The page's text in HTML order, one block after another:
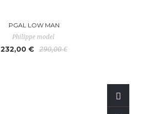
PGAL LOW MAN
Philippe model
232,00 € 290,00 €